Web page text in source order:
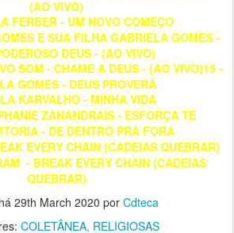
(AO VIVO)
FERBER - UM NOVO COMEÇO
E SUA FILHA GABRIELA GOMES -
DEUS - (AO VIVO)
SOM - CHAME A DEUS - (AO VIVO)15 -
GOMES - DEUS PROVERÁ
KARVALHO - MINHA VIDA
ZANANDRAIS - ESFORÇA TE
- DE DENTRO PRA FORA
EVERY CHAIN (CADEIAS QUEBRAR)
- BREAK EVERY CHAIN (CADEIAS
QUEBRAR)
29th March 2020 por Cdteca
COLETÂNEA RELIGIOSAS